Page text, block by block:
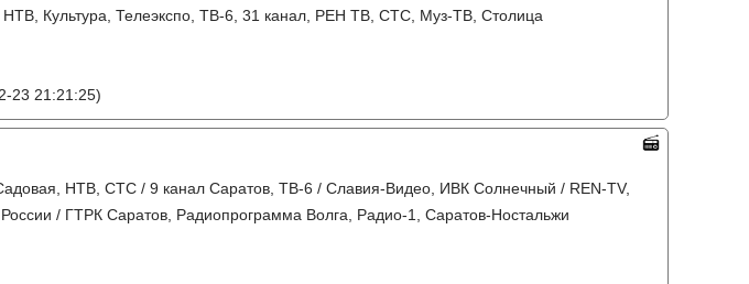
Культура, Телеэкспо, ТВ-6, 31 канал, РЕН ТВ, СТС, Муз-ТВ, Столица
23 21:21:25)
НТВ, СТС / 9 канал Саратов, ТВ-6 / Славия-Видео, ИВК Солнечный / REN-TV,
/ ГТРК Саратов, Радиопрограмма Волга, Радио-1, Саратов-Ностальжи